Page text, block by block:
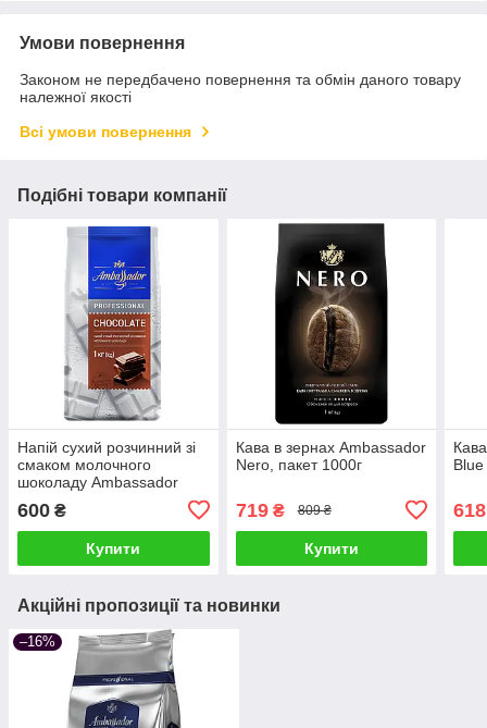
Умови повернення
Законом не передбачено повернення та обмін даного товару
належної якості
Всі умови повернення
Подібні товари компанії
Напій сухий розчинний зі
смаком молочного
шоколаду Ambassador
пакет 1000г
600 ₴
Купити
Кава в зернах Ambassador
Nero, пакет 1000г
719₴ 809 ₴
Купити
618
Акційні пропозиції та новинки
–16%